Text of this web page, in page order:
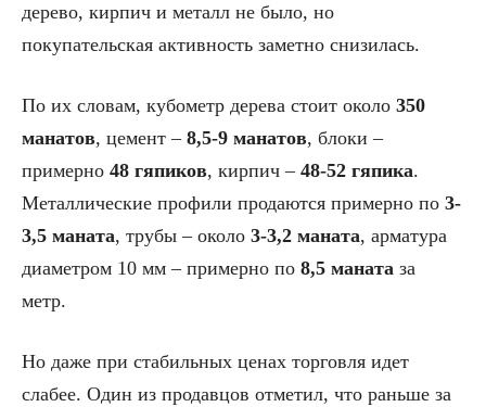
дерево, кирпич и металл не было, но
покупательская активность заметно снизилась.
По их словам, кубометр дерева стоит около 350
манатов, цемент – 8,5-9 манатов, блоки –
примерно 48 гяпиков, кирпич – 48-52 гяпика.
Металлические профили продаются примерно по 3-
3,5 маната, трубы – около 3-3,2 маната, арматура
диаметром 10 мм – примерно по 8,5 маната за
метр.
Но даже при стабильных ценах торговля идет
слабее. Один из продавцов отметил, что раньше за